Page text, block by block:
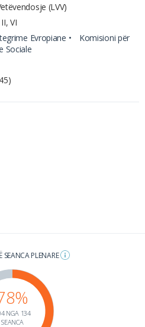
(LVV)
II, VI
Evropiane •
Komisioni për
Sociale
SEANCA PLENARE
NGA 134
SEANCA